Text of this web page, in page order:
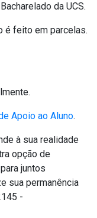
da UCS.
é feito em parcelas.
Apoio ao Aluno.
à sua realidade
opção de
juntos
sua permanência
-